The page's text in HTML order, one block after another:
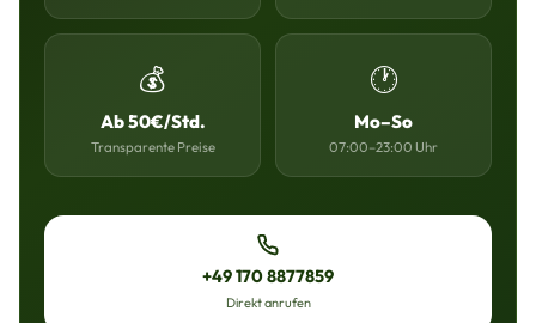
💰
Ab 50€/Std.
Transparente Preise
🕐
Mo–So
07:00–23:00 Uhr
+49 170 8877859
Direkt anrufen